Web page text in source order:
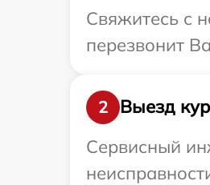
Свяжитесь с
перезвонит
2
Выезд
Сервисный